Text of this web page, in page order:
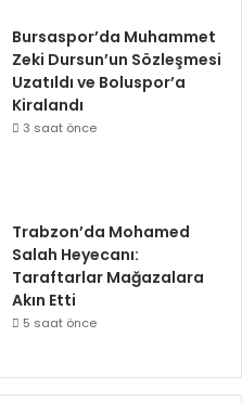
Bursaspor’da Muhammet
Zeki Dursun’un Sözleşmesi
Uzatıldı ve Boluspor’a
Kiralandı
3 saat önce
Trabzon’da Mohamed
Salah Heyecanı:
Taraftarlar Mağazalara
Akın Etti
5 saat önce